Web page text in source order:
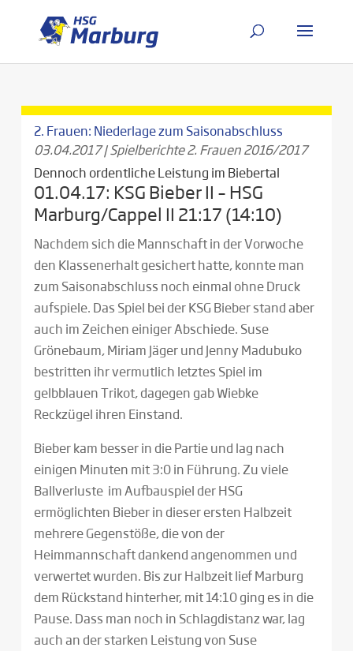
2. Frauen: Niederlage zum Saisonabschluss
03.04.2017|Spielberichte 2. Frauen 2016/2017
Dennoch ordentliche Leistung im Biebertal
01.04.17: KSG Bieber II – HSG
Marburg/Cappel II 21:17 (14:10)
Nachdem sich die Mannschaft in der Vorwoche
den Klassenerhalt gesichert hatte, konnte man
zum Saisonabschluss noch einmal ohne Druck
aufspiele. Das Spiel bei der KSG Bieber stand aber
auch im Zeichen einiger Abschiede. Suse
Grönebaum, Miriam Jäger und Jenny Madubuko
bestritten ihr vermutlich letztes Spiel im
gelbblauen Trikot, dagegen gab Wiebke
Reckzügel ihren Einstand.
Bieber kam besser in die Partie und lag nach
einigen Minuten mit 3:0 in Führung. Zu viele
Ballverluste im Aufbauspiel der HSG
ermöglichten Bieber in dieser ersten Halbzeit
mehrere Gegenstöße, die von der
Heimmannschaft dankend angenommen und
verwertet wurden. Bis zur Halbzeit lief Marburg
dem Rückstand hinterher, mit 14:10 ging es in die
Pause. Dass man noch in Schlagdistanz war, lag
auch an der starken Leistung von Suse